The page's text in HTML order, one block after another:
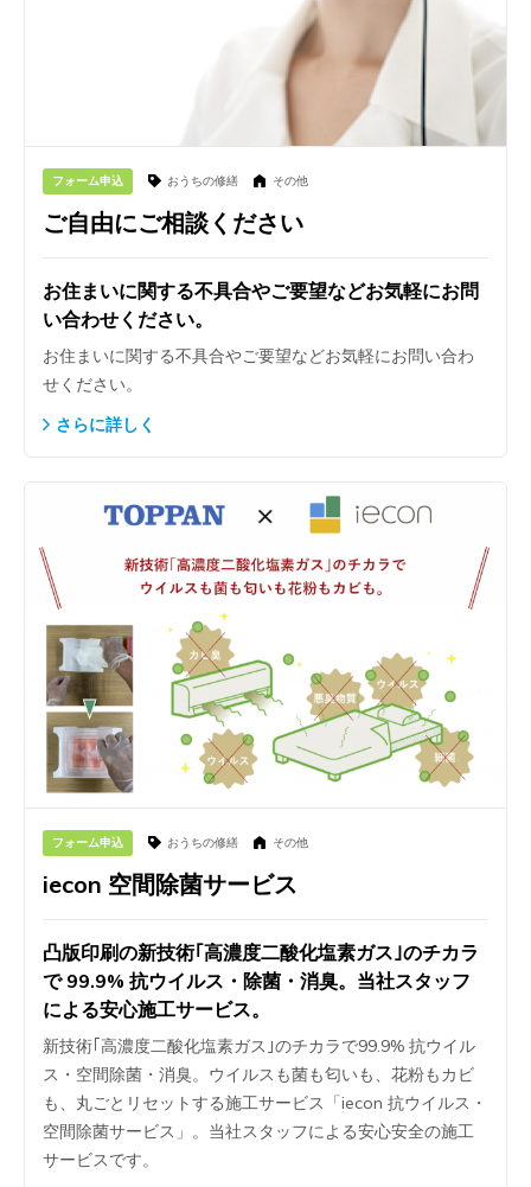
フォーム申込 おうちの修繕 その他
ご自由にご相談ください
お住まいに関する不具合やご要望などお気軽にお問
い合わせください。
お住まいに関する不具合やご要望などお気軽にお問い合わ
せください。
さらに詳しく
フォーム申込 おうちの修繕 その他
iecon 空間除菌サービス
凸版印刷の新技術｢高濃度二酸化塩素ガス｣のチカラ
で 99.9% 抗ウイルス・除菌・消臭。当社スタッフ
による安心施工サービス。
新技術｢高濃度二酸化塩素ガス｣のチカラで99.9% 抗ウイル
ス・空間除菌・消臭。ウイルスも菌も匂いも、花粉もカビ
も、丸ごとリセットする施工サービス「iecon 抗ウイルス・
空間除菌サービス」。当社スタッフによる安心安全の施工
サービスです。